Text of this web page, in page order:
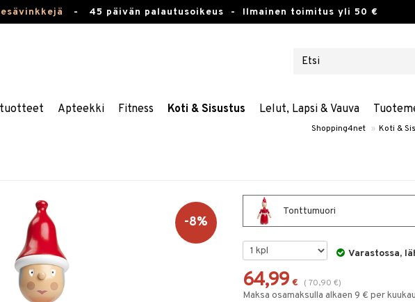
- 45 päivän palautusoikeus - Ilmainen toimitus yli 50 €
Apteekki Fitness Koti & Sisustus Lelut, Lapsi & Vauva
Shopping4net » Koti &
-8%
Tonttumuori
Varastossa,
64,99 € ( 70,90 €)
Maksa osamaksulla alkaen 9 € per